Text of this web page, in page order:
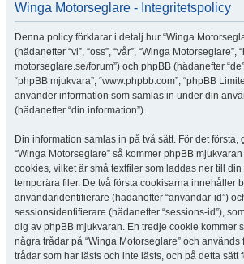
Winga Motorseglare - Integritetspolicy
Denna policy förklarar i detalj hur “Winga
(hädanefter “vi”, “oss”, “vår”, “Winga Motorseglare”,
motorseglare.se/forum”) och phpBB (hädanefter
“phpBB mjukvara”, “www.phpbb.com”, “phpBB
använder information som samlas in under din
(hädanefter “din information”).
Din information samlas in på två sätt. För det första,
“Winga Motorseglare” så kommer phpBB
cookies, vilket är små textfiler som laddas ner till
temporära filer. De två första cookisarna innehåller
användaridentifierare (hädanefter “användar-id”)
sessionsidentifierare (hädanefter “sessions-id”),
dig av phpBB mjukvaran. En tredje cookie kommer
några trådar på “Winga Motorseglare” och
trådar som har lästs och inte lästs, och på detta sätt